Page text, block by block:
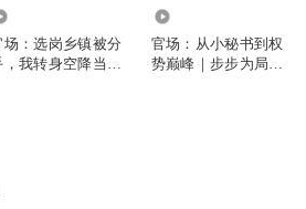
场：选岗乡镇被分
，我转身空降当领
官场：从小秘书到权
势巅峰｜步步为局丨